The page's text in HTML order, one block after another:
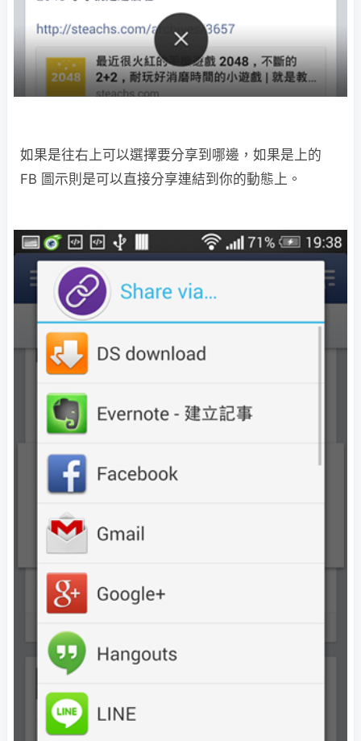
如果是往右上可以選擇要分享到哪邊，如果是上的
FB 圖示則是可以直接分享連結到你的動態上。